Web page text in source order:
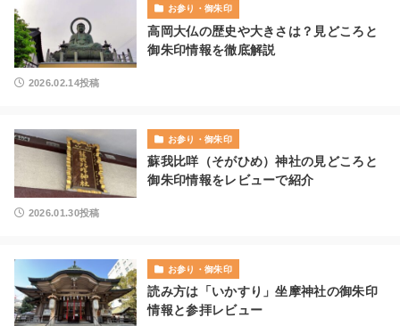
お参り・御朱印
高岡大仏の歴史や大きさは？見どころと
御朱印情報を徹底解説
2026.02.14投稿
お参り・御朱印
蘇我比咩（そがひめ）神社の見どころと
御朱印情報をレビューで紹介
2026.01.30投稿
お参り・御朱印
読み方は「いかすり」坐摩神社の御朱印
情報と参拝レビュー